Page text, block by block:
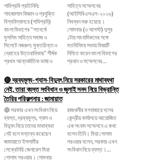
শাবিপ্রবি প্রতিনিধি:
শাহজালাল বিজ্ঞান ও প্রযুক্তি
বিশ্ববিদ্যালয়ে (শাবিপ্রবি)
বাংলা বিভাগের "শতবর্ষে
মুসলিম সাহিত্য সমাজ ও
সিলেটে নজরুল: মুক্তচিন্তা ও
দ্রোহের উত্তরাধিকার" শীর্ষক
প্রথম আন্তর্জাতিক ভাষা ও
সাহিত্য সম্মেলনের
(আইসিবিএলএল-২০২৬)
নিবন্ধন শুরু হয়েছে।
সোমবার (৩ আগস্ট) দুপুর
১টায় সাংবাদিকদের সঙ্গে
মতবিনিময় সভায় বিষয়টি
নিশ্চিত করেন বাংলা বিভাগের
প্রধান ও সম্মেলনের...
🔴 দ্রব্যমূল্য-গ্যাস-বিদ্যুৎ নিয়ে সরকারের মাথাব্যথা
নেই, তারা ব্যস্ত সংবিধান ও জুলাই সনদ নিয়ে বিভ্রান্তি
তৈরির পরিকল্পনায় : জামায়াত
🔴 সরকার এখন সংবিধান নিয়ে
ব্যস্ত, দ্রব্যমূল্য, গ্যাস ও
বিদ্যুৎ নিয়ে তাদের মাথাব্যথা
নেই বলে মন্তব্য করেছেন
জামায়াতে ইসলামীর
সেক্রেটারি জেনারেল মিয়া
গোলাম পরওয়ার। সোমবার
রাজধানীর মগবাজারে দলের
কেন্দ্রীয় কার্যালয়ে আয়োজিত
এক সংবাদ সম্মেলনে এ কথা
বলেন তিনি। মিয়া গোলাম
পরওয়ার বলেন, সরকার এখন
সংবিধান নিয়ে ব্যস্ত।...